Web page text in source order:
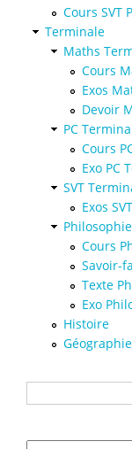
Cours SVT
Terminale
Maths
Cours
Exos
Devoir
PC
Cours
Exo PC
SVT
Exos
Philosophie
Cours
Savoir-
Texte
Exo
Histoire
Géographie
Formulaire